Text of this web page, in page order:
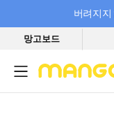
버려지지
필요한 만큼 충전하고
망고보드